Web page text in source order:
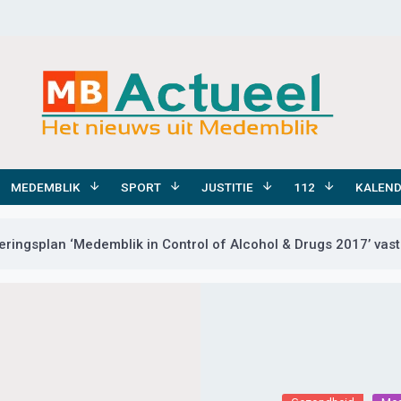
MEDEMBLIK SPORT JUSTITIE 112
‘Medemblik in Control of Alcohol & Drugs 2017’ vast